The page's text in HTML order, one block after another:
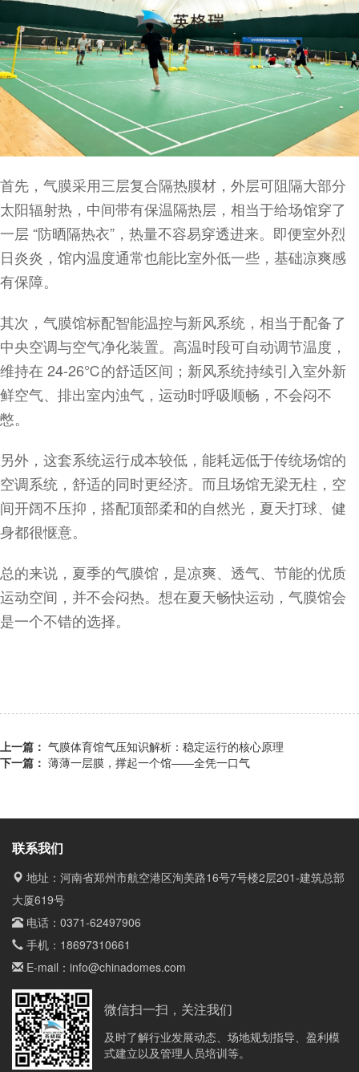
首先，气膜采用三层复合隔热膜材，外层可阻隔大部分
太阳辐射热，中间带有保温隔热层，相当于给场馆穿了
一层 “防晒隔热衣”，热量不容易穿透进来。即便室外烈
日炎炎，馆内温度通常也能比室外低一些，基础凉爽感
有保障。
其次，气膜馆标配智能温控与新风系统，相当于配备了
中央空调与空气净化装置。高温时段可自动调节温度，
维持在 24-26℃的舒适区间；新风系统持续引入室外新
鲜空气、排出室内浊气，运动时呼吸顺畅，不会闷不
憋。
另外，这套系统运行成本较低，能耗远低于传统场馆的
空调系统，舒适的同时更经济。而且场馆无梁无柱，空
间开阔不压抑，搭配顶部柔和的自然光，夏天打球、健
身都很惬意。
总的来说，夏季的气膜馆，是凉爽、透气、节能的优质
运动空间，并不会闷热。想在夏天畅快运动，气膜馆会
是一个不错的选择。
上一篇： 气膜体育馆气压知识解析：稳定运行的核心原理
下一篇： 薄薄一层膜，撑起一个馆——全凭一口气
联系我们
地址：河南省郑州市航空港区洵美路16号7号楼2层201-建筑总部
大厦619号
电话： 0371-62497906
手机： 18697310661
E-mail： info@chinadomes.com
微信扫一扫，关注我们
及时了解行业发展动态、场地规划指导、盈利模
式建立以及管理人员培训等。